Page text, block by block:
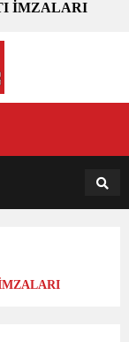
İMZALARI
18:31